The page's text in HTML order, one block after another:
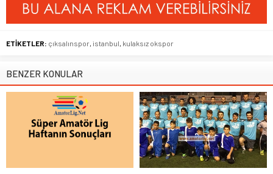
ETİKETLER: çıksalınspor istanbul kulaksız okspor
BENZER KONULAR